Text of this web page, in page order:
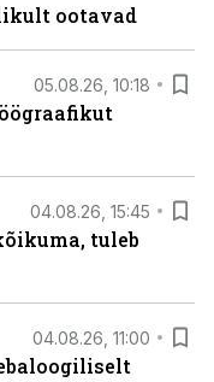
ootavad
05.08.26, 10:18
04.08.26, 15:45
tuleb
04.08.26, 11:00